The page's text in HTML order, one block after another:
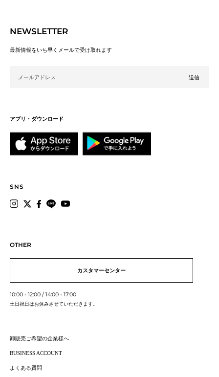
卸販売ご希望の企業様へ
BUSINESS ACCOUNT
よくある質問
アプリ・ダウンロード
SNS
OTHER
カスタマーセンター
10:00 - 12:00 / 14:00 - 17:00
土日祝日はお休みさせていただきます。
NEWSLETTER
最新情報をいち早くメールで受け取れます
メールアドレス